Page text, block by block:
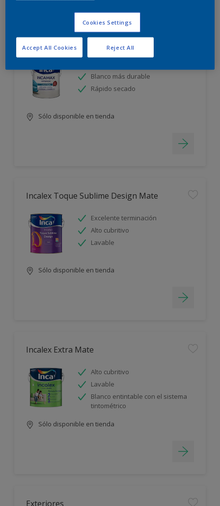
Blanco más durable
Rápido secado
Sólo disponible en tienda
Incalex Toque Sublime Design Mate
Excelente terminación
Alto cubritivo
Lavable
Sólo disponible en tienda
Incalex Extra Mate
Alto cubritivo
Lavable
Blanco entintable con el sistema
tintométrico
Sólo disponible en tienda
Exteriores
Cookies Settings
Reject All
Accept All Cookies